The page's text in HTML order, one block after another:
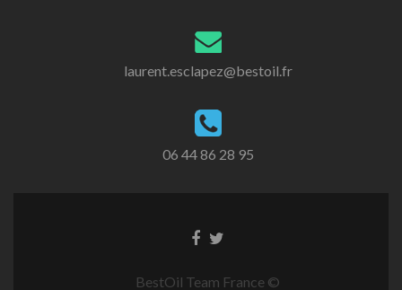
laurent.esclapez@bestoil.fr
06 44 86 28 95
BestOil Team France ©